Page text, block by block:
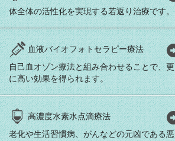
体全体の活性化を実現する若返り治療です。
血液バイオフォトセラピー療法
自己血オゾン療法と組み合わせることで、更
に高い効果を得られます。
高濃度水素水点滴療法
老化や生活習慣病、がんなどの元凶である悪